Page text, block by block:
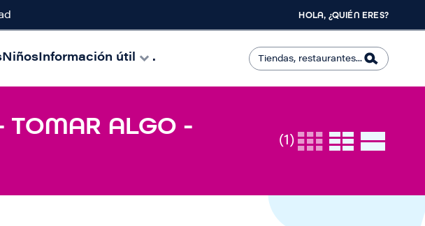
HOLA, ¿QUIÉN ERES?
NiñosInformación útil .
TOMAR ALGO -
(1)